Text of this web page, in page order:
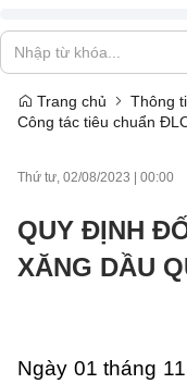
Trang chủ
Thông
Công tác tiêu chuẩn
Thứ tư, 02/08/2023 00:00
QUY ĐỊNH
XĂNG DẦU
Ngày 01 tháng